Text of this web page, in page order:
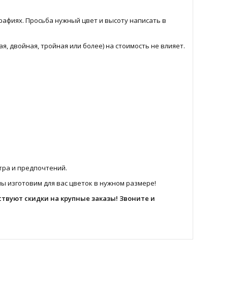
Просьба нужный цвет и высоту написать в
двойная, тройная или более) на стоимость не влияет.
и предпочтений.
изготовим для вас цветок в нужном размере!
скидки на крупные заказы! Звоните и